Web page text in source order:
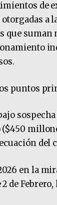
de
a
que suman
puntos
($450
del
en la
2 de